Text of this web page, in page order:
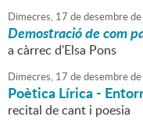
Dimecres, 17 dedesembrede
Demostració de com
a càrrec d'Elsa Pons
Dimecres, 17 dedesembrede
Poètica Lírica -
recital de cant i poesia